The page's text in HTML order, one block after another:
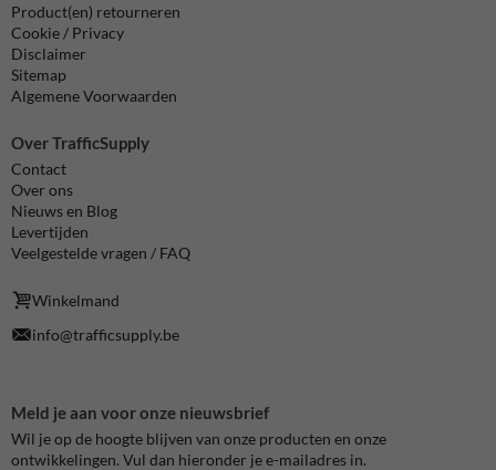
Product(en) retourneren
Cookie / Privacy
Disclaimer
Sitemap
Algemene Voorwaarden
Over TrafficSupply
Contact
Over ons
Nieuws en Blog
Levertijden
Veelgestelde vragen / FAQ
Winkelmand
info@trafficsupply.be
Meld je aan voor onze nieuwsbrief
Wil je op de hoogte blijven van onze producten en onze
ontwikkelingen. Vul dan hieronder je e-mailadres in.